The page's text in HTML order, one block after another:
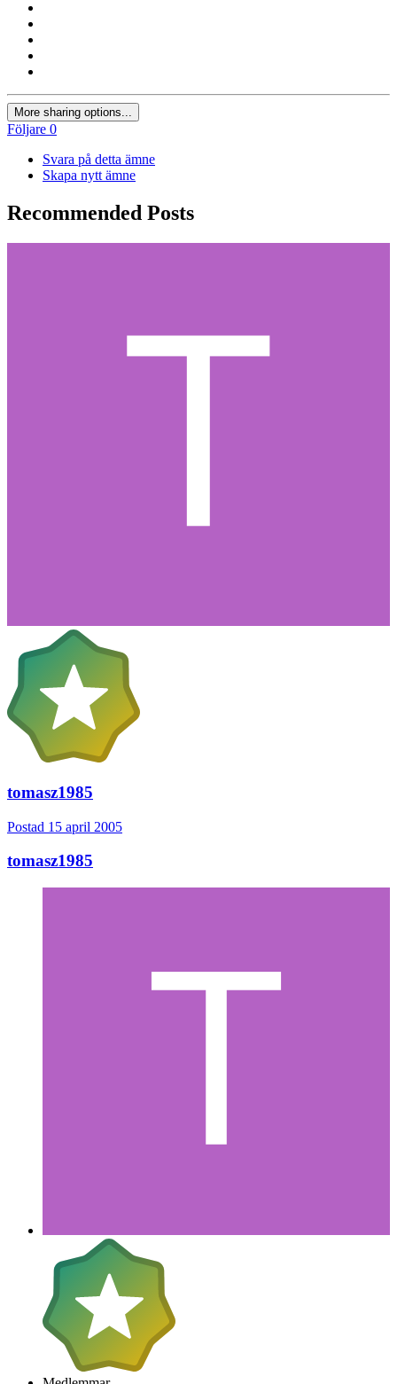
More sharing options...
Följare 0
Svara på detta ämne
Skapa nytt ämne
Recommended Posts
tomasz1985
Postad 15 april 2005
tomasz1985